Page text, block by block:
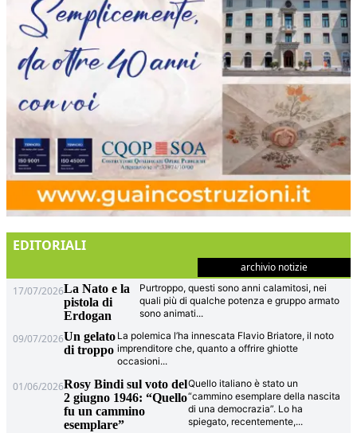
EDITORIALI
archivio notizie
17/07/2026La Nato e la
pistola di
Erdogan
Purtroppo, questi sono anni calamitosi, nei
quali più di qualche potenza e gruppo armato
sono animati...
09/07/2026Un gelato
di troppo
La polemica l’ha innescata Flavio Briatore, il noto
imprenditore che, quanto a offrire ghiotte
occasioni...
01/06/2026Rosy Bindi sul voto del
2 giugno 1946: “Quello
fu un cammino
esemplare”
Quello italiano è stato un
“cammino esemplare della nascita
di una democrazia”. Lo ha
spiegato, recentemente,...